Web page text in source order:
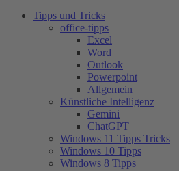
Tipps und Tricks
office-tipps
Excel
Word
Outlook
Powerpoint
Allgemein
Künstliche Intelligenz
Gemini
ChatGPT
Windows 11 Tipps Tricks
Windows 10 Tipps
Windows 8 Tipps